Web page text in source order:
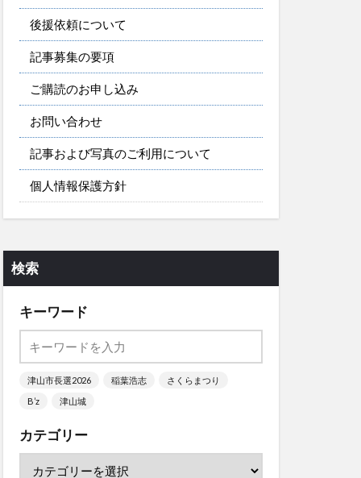
後援依頼について
記事募集の要項
ご購読のお申し込み
お問い合わせ
記事および写真のご利用について
個人情報保護方針
検索
キーワード
津山市長選2026 稲葉浩志
さくらまつり
B’z
津山城
カテゴリー